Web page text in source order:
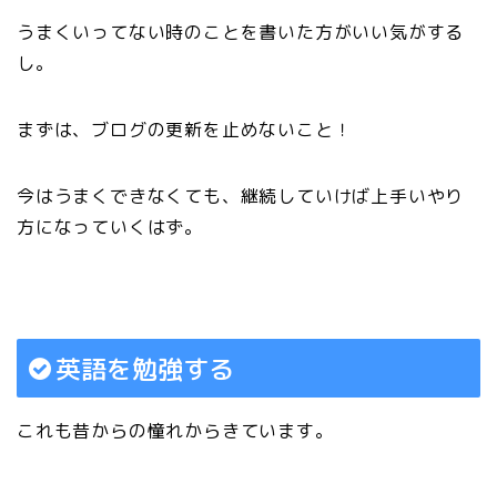
うまくいってない時のことを書いた方がいい気がする
し。
まずは、ブログの更新を止めないこと！
今はうまくできなくても、継続していけば上手いやり
方になっていくはず。
英語を勉強する
これも昔からの憧れからきています。